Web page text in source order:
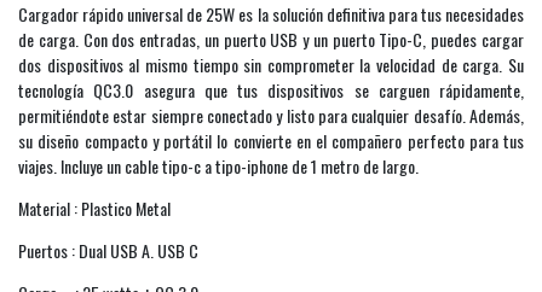
Cargador rápido universal de 25W es la solución definitiva para tus necesidades
de carga. Con dos entradas, un puerto USB y un puerto Tipo-C, puedes cargar
dos dispositivos al mismo tiempo sin comprometer la velocidad de carga. Su
tecnología QC3.0 asegura que tus dispositivos se carguen rápidamente,
permitiéndote estar siempre conectado y listo para cualquier desafío. Además,
su diseño compacto y portátil lo convierte en el compañero perfecto para tus
viajes. Incluye un cable tipo-c a tipo-iphone de 1 metro de largo.
Material : Plastico Metal
Puertos : Dual USB A. USB C